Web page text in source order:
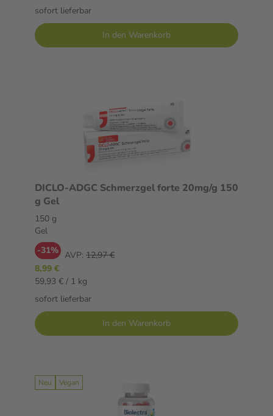
sofort lieferbar
In den Warenkorb
DICLO-ADGC Schmerzgel forte 20mg/g 150
g Gel
150 g
Gel
-31% AVP: 12,97 €
8,99 €
59,93 € / 1 kg
sofort lieferbar
In den Warenkorb
Neu Vegan